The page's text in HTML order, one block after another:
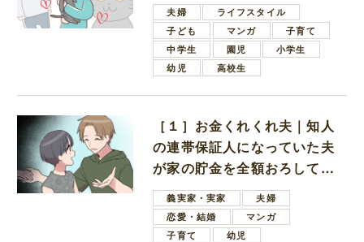
夫婦
ライフスタイル
子ども
マンガ
子育て
中学生
園児
小学生
幼児
高校生
［１］お金くれくれ夫｜知人
の連帯保証人になっていた夫
が家の貯金を全額おろしてほ
しいと言ってきた
義実家・実家
夫婦
恋愛・結婚
マンガ
子育て
幼児